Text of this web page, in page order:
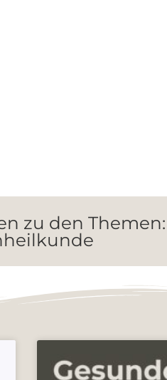
zu den Themen: